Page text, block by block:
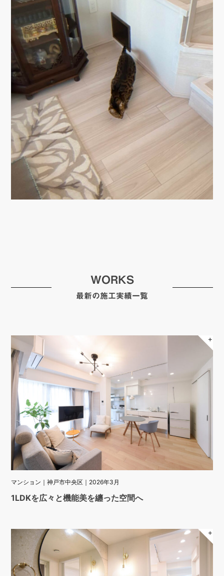
WORKS
最新の施工実績一覧
＋
マンション｜神戸市中央区｜2026年3月
1LDKを広々と機能美を纏った空間へ
＋